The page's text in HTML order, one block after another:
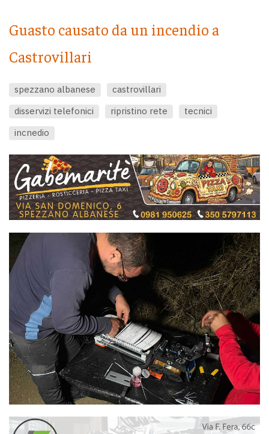
Guasto causato da un incendio a
Castrovillari
spezzano albanese
castrovillari
disservizi telefonici
ripristino rete
tecnici
incnedio